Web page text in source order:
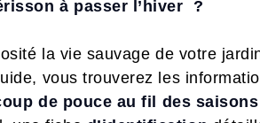
à passer l’hiver ?
la vie sauvage de votre
vous trouverez les
de pouce au fil des saisons